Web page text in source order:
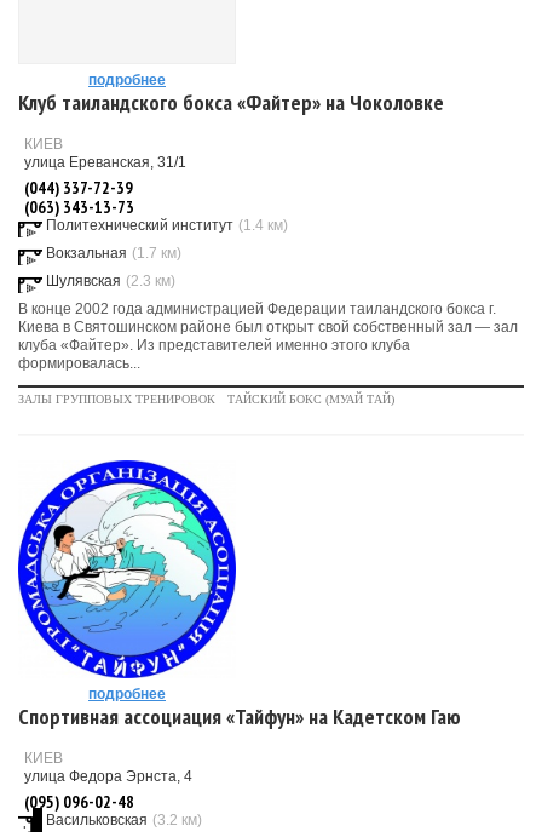
подробнее
Клуб таиландского бокса «Файтер» на Чоколовке
КИЕВ
улица Ереванская, 31/1
(044) 337-72-39
(063) 343-13-73
Политехнический институт (1.4 км)
Вокзальная (1.7 км)
Шулявская (2.3 км)
В конце 2002 года администрацией Федерации таиландского бокса г.
Киева в Святошинском районе был открыт свой собственный зал — зал
клуба «Файтер». Из представителей именно этого клуба
формировалась...
ЗАЛЫ ГРУППОВЫХ ТРЕНИРОВОК ТАЙСКИЙ БОКС (МУАЙ ТАЙ)
подробнее
Спортивная ассоциация «Тайфун» на Кадетском Гаю
КИЕВ
улица Федора Эрнста, 4
(095) 096-02-48
Васильковская (3.2 км)